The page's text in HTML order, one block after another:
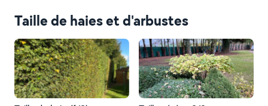
Taille de haies et d'arbustes